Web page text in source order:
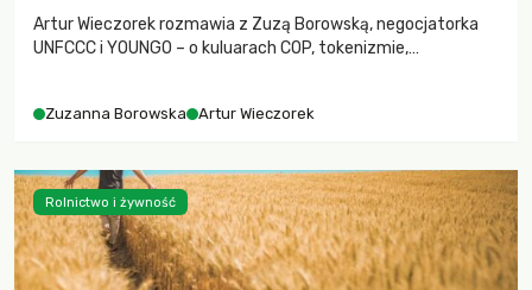
Artur Wieczorek rozmawia z Zuzą Borowską, negocjatorka
UNFCCC i YOUNGO – o kuluarach COP, tokenizmie,
Zuzanna Borowska Artur Wieczorek
Rolnictwo i żywność